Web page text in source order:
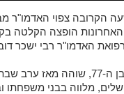
הקרובה צפוי האדמו"ר
הופצה הקלטה
האדמו"ר רבי ישכר
האדמו"ר מבעלזא, בן ה-77,
מלווה בבני משפחתו